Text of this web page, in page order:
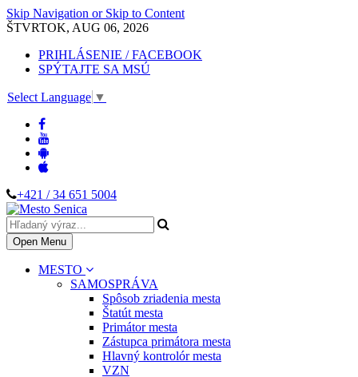
Skip Navigation or Skip to Content
ŠTVRTOK, AUG 06, 2026
PRIHLÁSENIE / FACEBOOK
SPÝTAJTE SA MSÚ
Select Language ▼
+421 / 34 651 5004
Open Menu
MESTO
SAMOSPRÁVA
Spôsob zriadenia mesta
Štatút mesta
Primátor mesta
Zástupca primátora mesta
Hlavný kontrolór mesta
VZN